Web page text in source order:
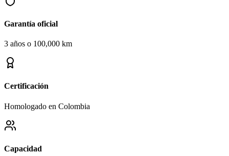
Garantía oficial
3 años o 100,000 km
Certificación
Homologado en Colombia
Capacidad